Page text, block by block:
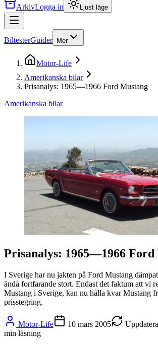
ArkivLogga in Ljust läge
BiltesterGuider Mer
Motor-Life
Amerikanska bilar
Prisanalys: 1965—1966 Ford Mustang
Amerikanska bilar
Prisanalys: 1965—1966 Ford
I Sverige har nu jakten på Ford Mustang
ändå fortfarande stort. Endast det faktum att vi
Mustang i Sverige, kan nu hålla kvar Mustang
prisstegring.
Motor-Life 10 mars 2005
min läsning